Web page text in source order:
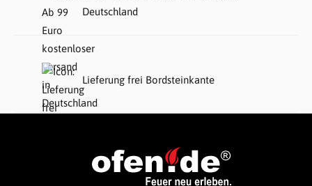
Deutschland
Lieferung frei Bordsteinkante